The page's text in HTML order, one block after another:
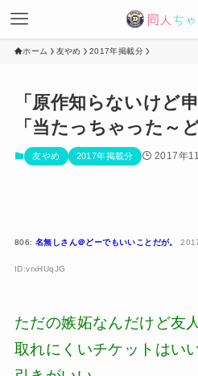
ホーム 友やめ 2017年掲載分
「原作知らないけど
「当たっちゃった～
友やめ 2017年掲載分 2017年
806: 名無しさん＠どーでもいいことだが。
ID:vrxHUqJG
ただの嫉妬なんだけど友
取れにくいチケットはい